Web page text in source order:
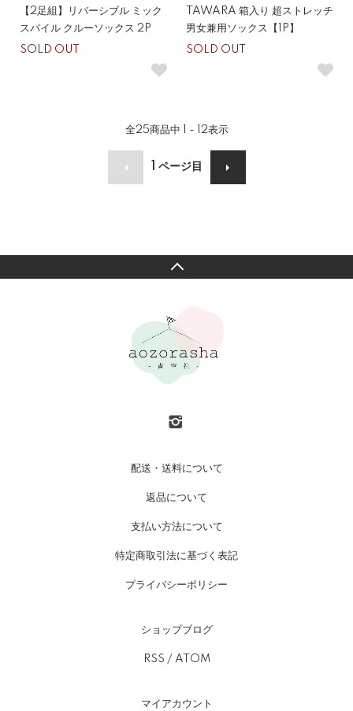
【2足組】リバーシブル ミック
スパイル クルーソックス 2P
SOLD OUT
TAWARA 箱入り 超ストレッチ
男女兼用ソックス【1P】
SOLD OUT
全25商品中 1 - 12表示
ページ目
配送・送料について
返品について
支払い方法について
特定商取引法に基づく表記
プライバシーポリシー
ショップブログ
RSS / ATOM
マイアカウント